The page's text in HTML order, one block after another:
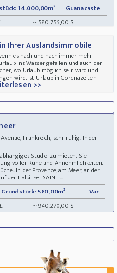
14.000,00m²
Guanacaste
~ 580.755,00 $
Ihrer Auslandsimmobile
es nach und nach immer mehr
ins Wasser gefallen und auch der
wo Urlaub möglich sein wird und
wird. Ist Urlaub in Coronazeiten
>>
Frankreich, sehr ruhig. In der
Studio zu mieten. Sie
voller Ruhe und Annehmlichkeiten.
In der Provence, am Meer, an der
der Halbinsel SAINT ...
Grundstück: 580,00m²
Var
~ 940.270,00 $